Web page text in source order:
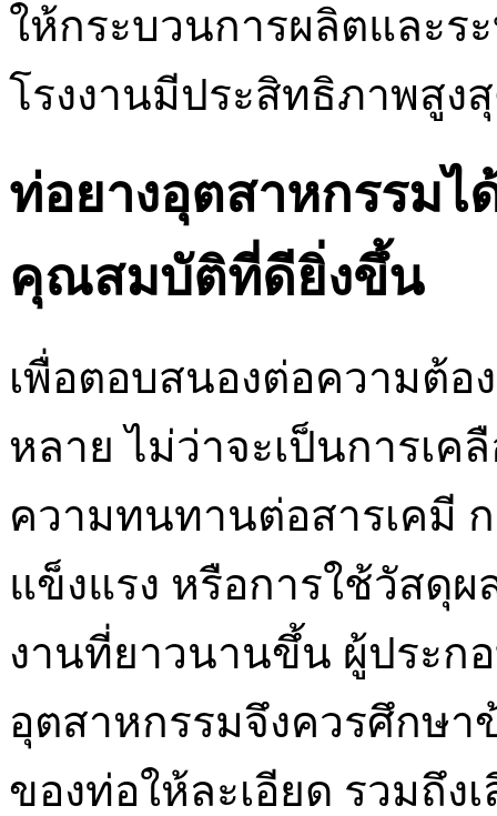
ให้กระบวนการผลิตและร
โรงงานมีประสิทธิภาพสูง
ท่อยางอุตสาหกรรม
คุณสมบัติที่ดียิ่งขึ้น
เพื่อตอบสนองต่อความต้อ
หลาย ไม่ว่าจะเป็นการเค
ความทนทานต่อสารเคมี ก
แข็งแรง หรือการใช้วัสดุ
งานที่ยาวนานขึ้น ผู้ประก
อุตสาหกรรมจึงควรศึกษ
ของท่อให้ละเอียด รวมถึง